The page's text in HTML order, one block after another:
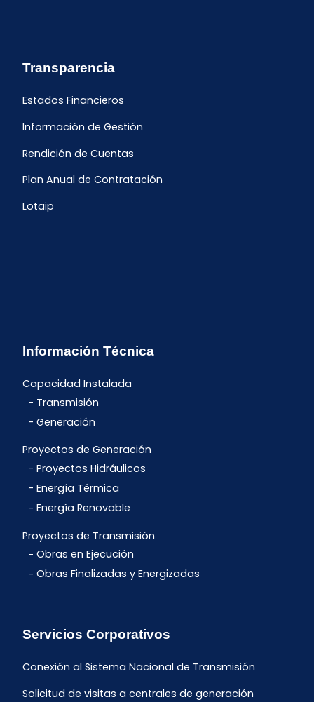
Transparencia
Estados Financieros
Información de Gestión
Rendición de Cuentas
Plan Anual de Contratación
Lotaip
Información Técnica
Capacidad Instalada
Transmisión
Generación
Proyectos de Generación
Proyectos Hidráulicos
Energía Térmica
Energía Renovable
Proyectos de Transmisión
Obras en Ejecución
Obras Finalizadas y Energizadas
Servicios Corporativos
Conexión al Sistema Nacional de Transmisión
Solicitud de visitas a centrales de generación